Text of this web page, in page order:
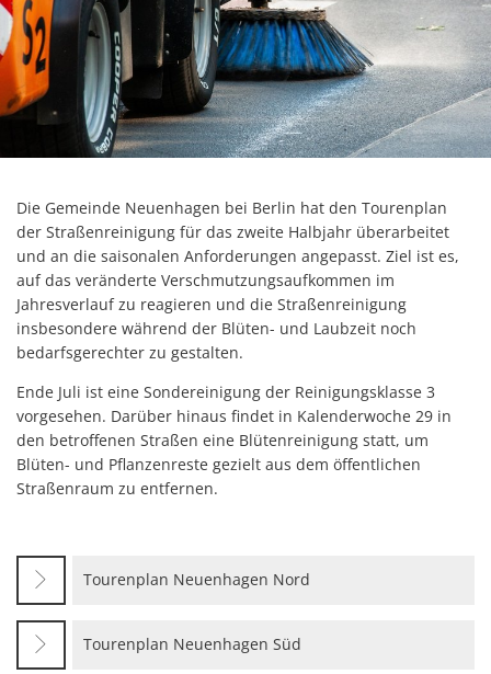
Die Gemeinde Neuenhagen bei Berlin hat den Tourenplan
der Straßenreinigung für das zweite Halbjahr überarbeitet
und an die saisonalen Anforderungen angepasst. Ziel ist es,
auf das veränderte Verschmutzungsaufkommen im
Jahresverlauf zu reagieren und die Straßenreinigung
insbesondere während der Blüten- und Laubzeit noch
bedarfsgerechter zu gestalten.
Ende Juli ist eine Sondereinigung der Reinigungsklasse 3
vorgesehen. Darüber hinaus findet in Kalenderwoche 29 in
den betroffenen Straßen eine Blütenreinigung statt, um
Blüten- und Pflanzenreste gezielt aus dem öffentlichen
Straßenraum zu entfernen.
Tourenplan Neuenhagen Nord
Tourenplan Neuenhagen Süd